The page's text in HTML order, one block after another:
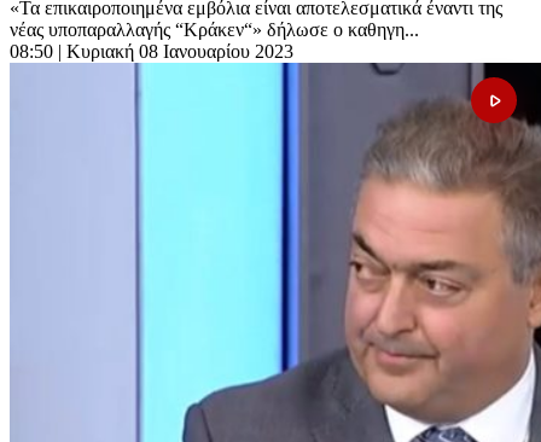
«Τα επικαιροποιημένα εμβόλια είναι αποτελεσματικά έναντι της
νέας υποπαραλλαγής “Κράκεν“» δήλωσε ο καθηγη...
08:50 | Κυριακή 08 Ιανουαρίου 2023